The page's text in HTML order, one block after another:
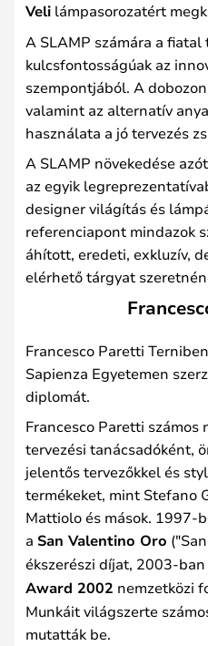
Veli lámpasorozatért
A SLAMP számára a fiatal
kulcsfontosságúak az
szempontjából. A
valamint az alternatív
használata a jó tervezés
A SLAMP növekedése
az egyik
designer világítás és
referenciapont mindazok
áhított, eredeti, exkluzív,
elérhető tárgyat
Francesco Paretti
Sapienza Egyetemen
diplomát.
Francesco Paretti
tervezési tanácsadóként,
jelentős tervezőkkel és
termékeket, mint Stefano
Mattiolo és mások. 1997-
a San Valentino Oro
ékszerészi díjat, 2003-
Award 2002 nemzetközi
Munkáit világszerte
mutatták be.